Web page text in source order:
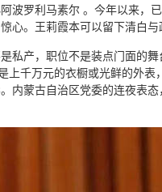
波罗利马素尔 。今年以来，
心。王莉霞本可以留下清白
私产，职位不是装点门面的
上千万元的衣橱或光鲜的外
内蒙古自治区党委的连夜表